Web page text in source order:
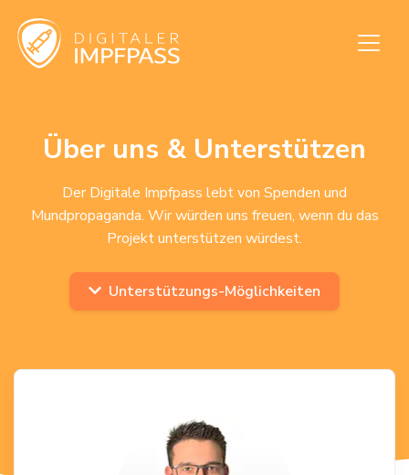
Über uns & Unterstützen
Der Digitale Impfpass lebt von Spenden und
Mundpropaganda. Wir würden uns freuen, wenn du das
Projekt unterstützen würdest.
Unterstützungs-Möglichkeiten